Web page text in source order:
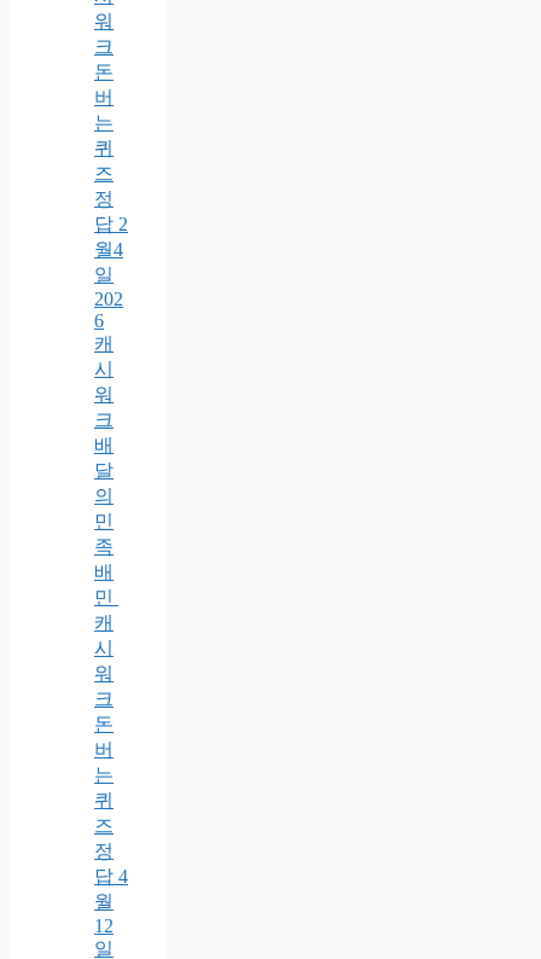
워
크
돈
버
는
퀴
즈
정
답 2
월4
일
202
6
캐
시
워
크
배
달
의
민
족
배
민
캐
시
워
크
돈
버
는
퀴
즈
정
답 4
월
12
일